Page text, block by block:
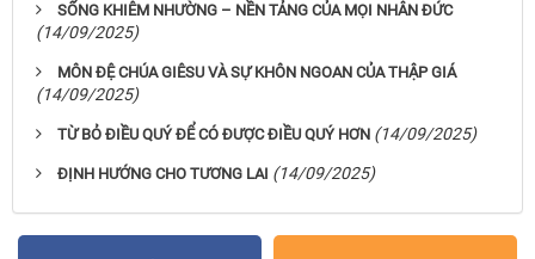
SỐNG KHIÊM NHƯỜNG – NỀN TẢNG CỦA MỌI NHÂN ĐỨC
(14/09/2025)
MÔN ĐỆ CHÚA GIÊSU VÀ SỰ KHÔN NGOAN CỦA THẬP GIÁ
(14/09/2025)
TỪ BỎ ĐIỀU QUÝ ĐỂ CÓ ĐƯỢC ĐIỀU QUÝ HƠN (14/09/2025)
ĐỊNH HƯỚNG CHO TƯƠNG LAI (14/09/2025)